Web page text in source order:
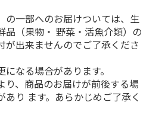
一部へのお届けついては、生
品（果物・ 野菜・活魚介類）の
出来ませんのでご了承くださ
なる場合があります。
、商品のお届けが前後する場
り ます。あらかじめご了承く